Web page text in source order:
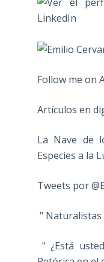
Follow me on
Artículos en
La Nave de
Especies a la
Tweets por
" Naturalistas
" ¿Está